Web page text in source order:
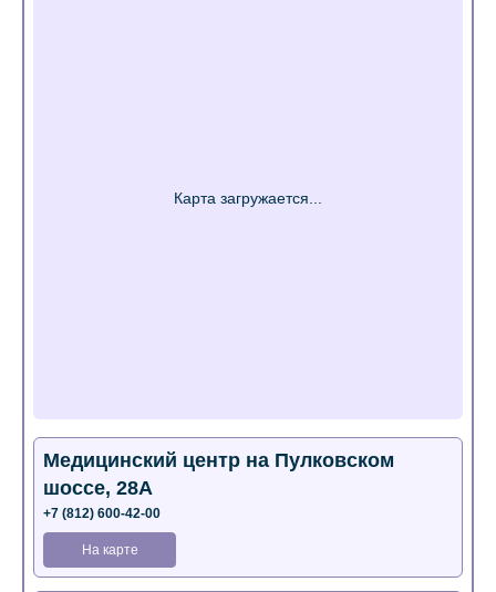
Медицинский центр на Пулковском
шоссе, 28А
+7 (812) 600-42-00
На карте